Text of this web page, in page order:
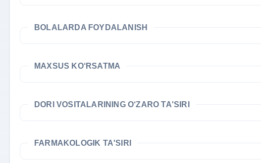
BOLALARDA FOYDALANISH
MAXSUS KO‘RSATMA
DORI VOSITALARINING O‘ZARO TA'SIRI
FARMAKOLOGIK TA'SIRI